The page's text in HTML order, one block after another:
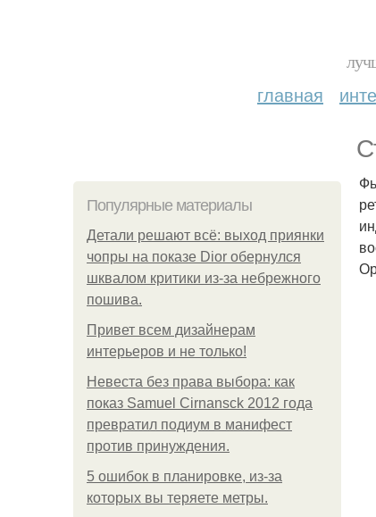
главная
Популярные материалы
Детали решают всё: выход приянки
чопры на показе Dior обернулся
шквалом критики из-за небрежного
пошива.
Привет всем дизайнерам
интерьеров и не только!
Невеста без права выбора: как
показ Samuel Cirnansck 2012 года
превратил подиум в манифест
против принуждения.
5 ошибок в планировке, из-за
которых вы теряете метры.